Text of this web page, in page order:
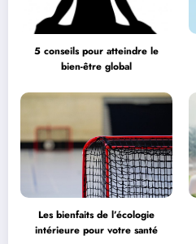
5 conseils pour atteindre le
bien-être global
Les bienfaits de l’écologie
intérieure pour votre santé